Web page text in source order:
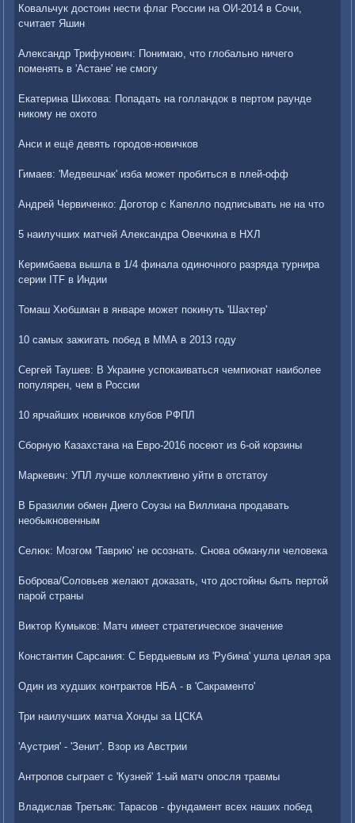
Ковальчук достоин нести флаг России на ОИ-2014 в Сочи,
считает Яшин
Александр Трифунович: Понимаю, что глобально ничего
поменять в 'Астане' не смогу
Екатерина Шихова: Попадать на голландок в пертом раунде
никому не охото
Анси и ещё девять городов-новичков
Гимаев: 'Медвешчак' изба может пробиться в плей-офф
Андрей Червиченко: Доготор с Капелло подписывать не на что
5 наилучших матчей Александра Овечкина в НХЛ
Керимбаева вышла в 1/4 финала одиночного разряда турнира
серии ITF в Индии
Томаш Хюбшман в январе может покинуть 'Шахтер'
10 самых зажигать побед в ММА в 2013 году
Сергей Таушев: В Украине успокаиваться чемпионат наиболее
популярен, чем в России
10 ярчайших новичков клубов РФПЛ
Сборную Казахстана на Евро-2016 посеют из 6-ой корзины
Маркевич: УПЛ лучше коллективно уйти в отстатоу
В Бразилии обмен Диего Соузы на Виллиана продавать
необыкновенным
Селюк: Мозгом 'Таврию' не осознать. Снова обманули человека
Боброва/Соловьев желают доказать, что достойны быть пертой
парой страны
Виктор Кумыков: Матч имеет стратегическое значение
Константин Сарсания: С Бердыевым из 'Рубина' ушла целая эра
Один из худших контрактов НБА - в 'Сакраменто'
Три наилучших матча Хонды за ЦСКА
'Аустрия' - 'Зенит'. Взор из Австрии
Антропов сыграет с 'Кузней' 1-ый матч опосля травмы
Владислав Третьяк: Тарасов - фундамент всех наших побед